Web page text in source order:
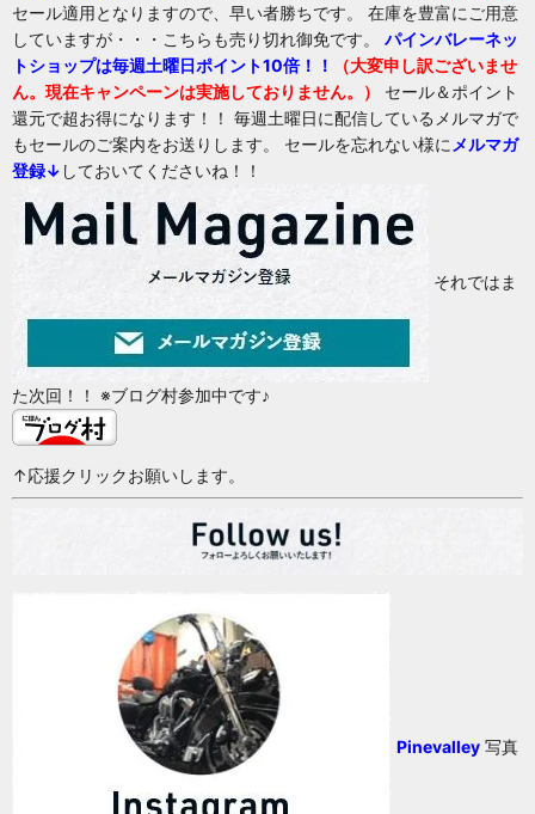
セール適用となりますので、早い者勝ちです。 在庫を豊富にご用意
していますが・・・こちらも売り切れ御免です。 パインバレーネッ
トショップは毎週土曜日ポイント10倍！！
（大変申し訳ございませ
ん。現在キャンペーンは実施しておりません。）
セール＆ポイント
還元で超お得になります！！ 毎週土曜日に配信しているメルマガで
もセールのご案内をお送りします。 セールを忘れない様に メルマガ
登録↓ しておいてくださいね！！
それではま
た次回！！ ※ブログ村参加中です♪
↑応援クリックお願いします。
Pinevalley 写真